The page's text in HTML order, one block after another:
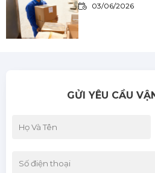
03/06/2026
GỬI YÊU CẦU